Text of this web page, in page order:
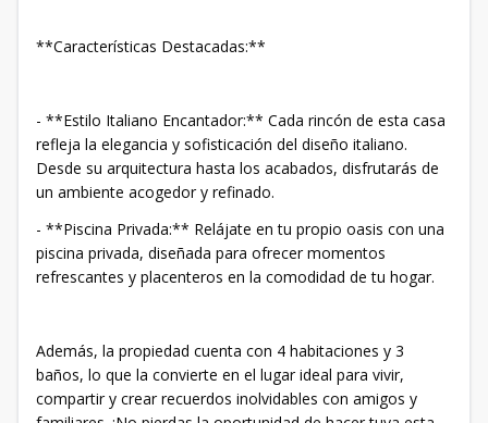
**Características Destacadas:**
- **Estilo Italiano Encantador:** Cada rincón de esta casa
refleja la elegancia y sofisticación del diseño italiano.
Desde su arquitectura hasta los acabados, disfrutarás de
un ambiente acogedor y refinado.
- **Piscina Privada:** Relájate en tu propio oasis con una
piscina privada, diseñada para ofrecer momentos
refrescantes y placenteros en la comodidad de tu hogar.
Además, la propiedad cuenta con 4 habitaciones y 3
baños, lo que la convierte en el lugar ideal para vivir,
compartir y crear recuerdos inolvidables con amigos y